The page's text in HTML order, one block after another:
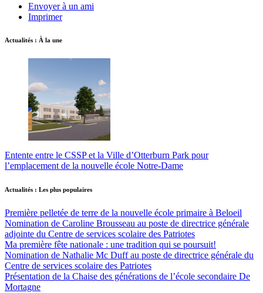
Envoyer à un ami
Imprimer
Actualités : À la une
Entente entre le CSSP et la Ville d’Otterburn Park pour
l’emplacement de la nouvelle école Notre-Dame
Actualités : Les plus populaires
Première pelletée de terre de la nouvelle école primaire à Beloeil
Nomination de Caroline Brousseau au poste de directrice générale
adjointe du Centre de services scolaire des Patriotes
Ma première fête nationale : une tradition qui se poursuit!
Nomination de Nathalie Mc Duff au poste de directrice générale du
Centre de services scolaire des Patriotes
Présentation de la Chaise des générations de l’école secondaire De
Mortagne